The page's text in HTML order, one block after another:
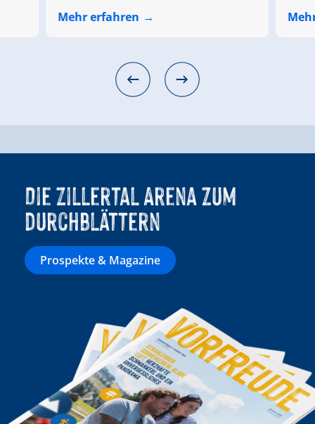
Mehr erfahren
Die Zillertal Arena zum
durchblättern
Prospekte & Magazine